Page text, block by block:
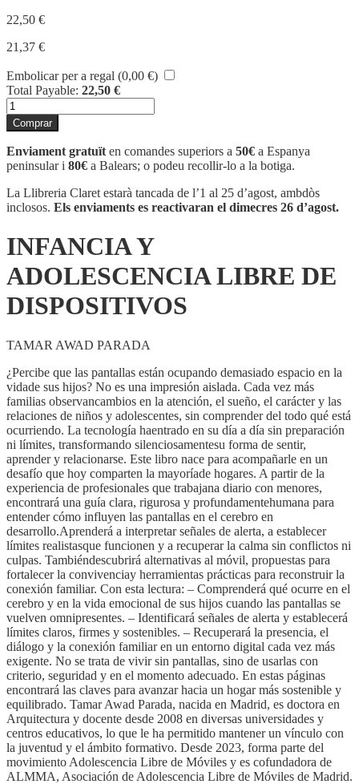
22,50 €
21,37 €
Embolicar per a regal (0,00 €)
Total Payable: 22,50 €
quantitat
de
INFANCIA
Y
ADOLESCENCIA
LIBRE
DE
DISPOSITIVOS
Comprar
Enviament gratuït en comandes superiors a 50€ a Espanya
peninsular i 80€ a Balears; o podeu recollir-lo a la botiga.
La Llibreria Claret estarà tancada de l’1 al 25 d’agost, ambdòs
inclosos. Els enviaments es reactivaran el dimecres 26 d’agost.
INFANCIA Y
ADOLESCENCIA LIBRE DE
DISPOSITIVOS
TAMAR AWAD PARADA
¿Percibe que las pantallas están ocupando demasiado espacio en la
vidade sus hijos? No es una impresión aislada. Cada vez más
familias observancambios en la atención, el sueño, el carácter y las
relaciones de niños y adolescentes, sin comprender del todo qué está
ocurriendo. La tecnología haentrado en su día a día sin preparación
ni límites, transformando silenciosamentesu forma de sentir,
aprender y relacionarse. Este libro nace para acompañarle en un
desafío que hoy comparten la mayoríade hogares. A partir de la
experiencia de profesionales que trabajana diario con menores,
encontrará una guía clara, rigurosa y profundamentehumana para
entender cómo influyen las pantallas en el cerebro en
desarrollo.Aprenderá a interpretar señales de alerta, a establecer
límites realistasque funcionen y a recuperar la calma sin conflictos ni
culpas. Tambiéndescubrirá alternativas al móvil, propuestas para
fortalecer la convivenciay herramientas prácticas para reconstruir la
conexión familiar. Con esta lectura: – Comprenderá qué ocurre en el
cerebro y en la vida emocional de sus hijos cuando las pantallas se
vuelven omnipresentes. – Identificará señales de alerta y establecerá
límites claros, firmes y sostenibles. – Recuperará la presencia, el
diálogo y la conexión familiar en un entorno digital cada vez más
exigente. No se trata de vivir sin pantallas, sino de usarlas con
criterio, seguridad y en el momento adecuado. En estas páginas
encontrará las claves para avanzar hacia un hogar más sostenible y
equilibrado. Tamar Awad Parada, nacida en Madrid, es doctora en
Arquitectura y docente desde 2008 en diversas universidades y
centros educativos, lo que le ha permitido mantener un vínculo con
la juventud y el ámbito formativo. Desde 2023, forma parte del
movimiento Adolescencia Libre de Móviles y es cofundadora de
ALMMA, Asociación de Adolescencia Libre de Móviles de Madrid.